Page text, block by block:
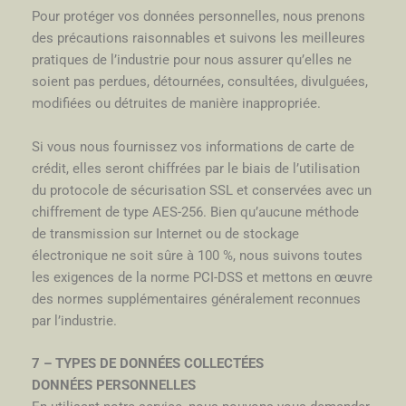
Pour protéger vos données personnelles, nous prenons
des précautions raisonnables et suivons les meilleures
pratiques de l’industrie pour nous assurer qu’elles ne
soient pas perdues, détournées, consultées, divulguées,
modifiées ou détruites de manière inappropriée.
Si vous nous fournissez vos informations de carte de
crédit, elles seront chiffrées par le biais de l’utilisation
du protocole de sécurisation SSL et conservées avec un
chiffrement de type AES-256. Bien qu’aucune méthode
de transmission sur Internet ou de stockage
électronique ne soit sûre à 100 %, nous suivons toutes
les exigences de la norme PCI-DSS et mettons en œuvre
des normes supplémentaires généralement reconnues
par l’industrie.
7 – TYPES DE DONNÉES COLLECTÉES
DONNÉES PERSONNELLES